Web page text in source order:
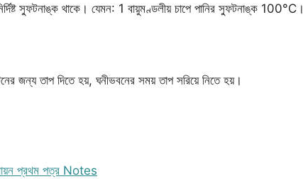
স্ফুটনাঙ্ক থাকে। যেমন: 1 বায়ুমণ্ডলীয় চাপে পানির স্ফুটনাঙ্ক 100°C।
জন্য তাপ দিতে হয়, ঘনীভবনের সময় তাপ সরিয়ে নিতে হয়।
প্রথম পত্র Notes